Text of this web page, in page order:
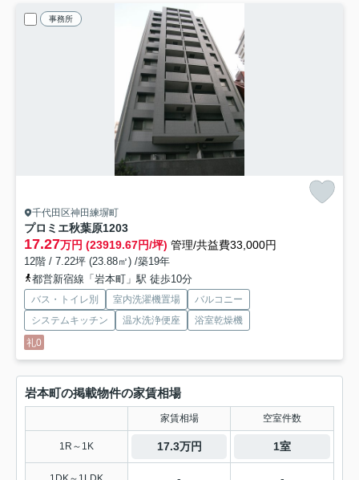
事務所
千代田区神田練塀町
プロミエ秋葉原1203
17.27万円 (23919.67円/坪) 管理/共益費33,000円
12階 / 7.22坪 (23.88㎡) /築19年
都営新宿線「岩本町」駅 徒歩10分
バス・トイレ別 室内洗濯機置場
バルコニー
システムキッチン
温水洗浄便座
浴室乾燥機
礼0
岩本町の掲載物件の家賃相場
家賃相場 空室件数
1R～1K 17.3万円 1室